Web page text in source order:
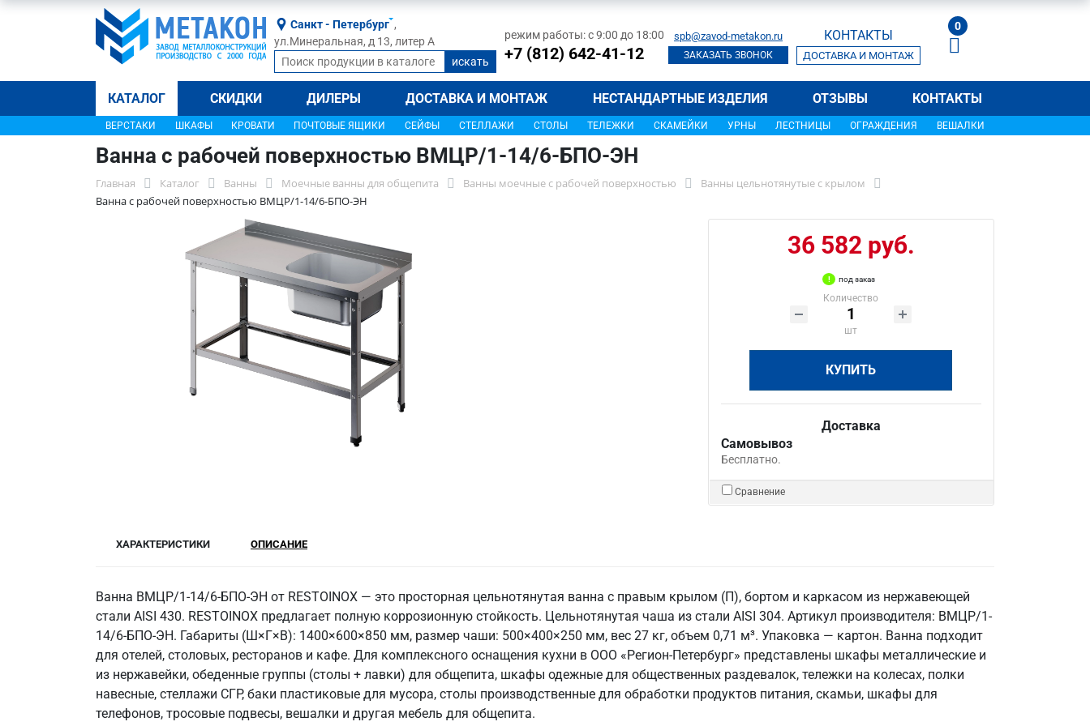
Санкт - Петербург ,
ул.Минеральная, д 13, литер А
режим работы: с 9:00 до 18:00
+7 (812) 642-41-12
spb@zavod-metakon.ru
ЗАКАЗАТЬ ЗВОНОК
КОНТАКТЫ
ДОСТАВКА И МОНТАЖ
0
КАТАЛОГ СКИДКИ ДИЛЕРЫ ДОСТАВКА И МОНТАЖ НЕСТАНДАРТНЫЕ ИЗДЕЛИЯ ОТЗЫВЫ КОНТАКТЫ
ВЕРСТАКИ ШКАФЫ КРОВАТИ ПОЧТОВЫЕ ЯЩИКИ СЕЙФЫ СТЕЛЛАЖИ СТОЛЫ ТЕЛЕЖКИ СКАМЕЙКИ УРНЫ ЛЕСТНИЦЫ ОГРАЖДЕНИЯ ВЕШАЛКИ
Ванна с рабочей поверхностью ВМЦР/1-14/6-БПО-ЭН
Главная Каталог Ванны Моечные ванны для общепита Ванны моечные с рабочей поверхностью
Ванны цельнотянутые с крылом
Ванна с рабочей поверхностью ВМЦР/1-14/6-БПО-ЭН
36 582 руб.
под заказ
Количество
шт
КУПИТЬ
Доставка
Самовывоз
Бесплатно.
Сравнение
ХАРАКТЕРИСТИКИ ОПИСАНИЕ
Ванна ВМЦР/1-14/6-БПО-ЭН от RESTOINOX — это просторная цельнотянутая ванна с правым крылом (П), бортом и каркасом из нержавеющей
стали AISI 430. RESTOINOX предлагает полную коррозионную стойкость. Цельнотянутая чаша из стали AISI 304. Артикул производителя: ВМЦР/1-
14/6-БПО-ЭН. Габариты (Ш×Г×В): 1400×600×850 мм, размер чаши: 500×400×250 мм, вес 27 кг, объем 0,71 м³. Упаковка — картон. Ванна подходит
для отелей, столовых, ресторанов и кафе. Для комплексного оснащения кухни в ООО «Регион-Петербург» представлены шкафы металлические и
из нержавейки, обеденные группы (столы + лавки) для общепита, шкафы одежные для общественных раздевалок, тележки на колесах, полки
навесные, стеллажи СГР, баки пластиковые для мусора, столы производственные для обработки продуктов питания, скамьи, шкафы для
телефонов, тросовые подвесы, вешалки и другая мебель для общепита.